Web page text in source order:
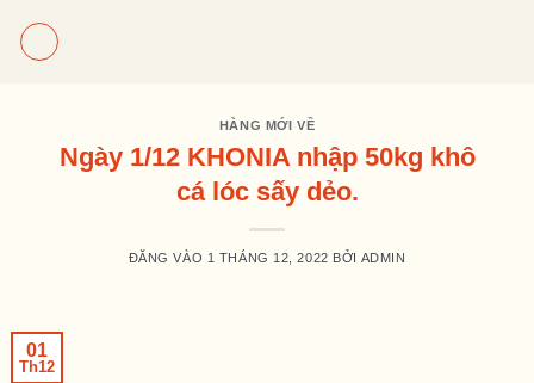
qua
HÀNG MỚI VỀ
Ngày 1/12 KHONIA nhập 50kg khô
cá lóc sấy dẻo.
ĐĂNG VÀO 1 THÁNG 12, 2022 BỞI ADMIN
01
Th12